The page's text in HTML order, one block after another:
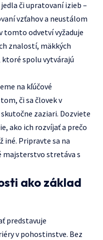
či upratovaní izieb –
vzťahov a neustálom
tomto odvetví vyžaduje
znalostí, mäkkých
spolu vytvárajú
na kľúčové
či sa človek v
zaziari. Dozviete
ako ich rozvíjať a prečo
iné. Pripravte sa na
majsterstvo stretáva s
ako základ
predstavuje
v pohostinstve. Bez